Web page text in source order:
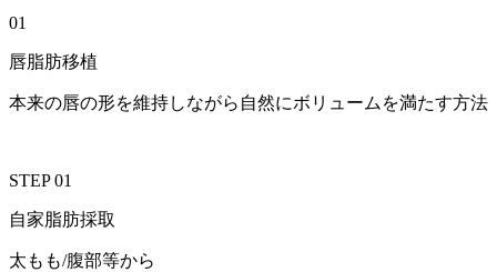
01
唇脂肪移植
本来の唇の形を維持しながら自然にボリュームを満たす方法
STEP 01
自家脂肪採取
太もも/腹部等から